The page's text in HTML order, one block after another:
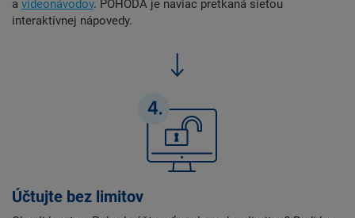
a videonávodov. POHODA je naviac pretkaná sieťou
interaktívnej nápovedy.
Účtujte bez limitov